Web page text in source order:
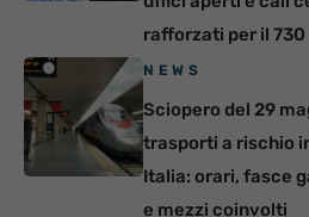
rafforzati per il 730
NEWS
Sciopero del 29
trasporti a rischio
Italia: orari, fasce
e mezzi coinvolti